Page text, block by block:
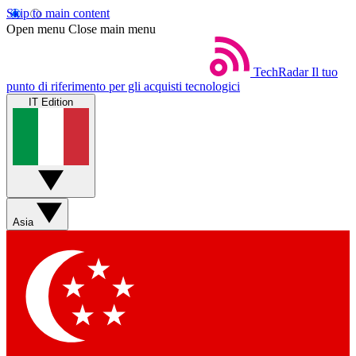
Skip to main content
Open menu Close main menu
TechRadar Il tuo
punto di riferimento per gli acquisti tecnologici
IT Edition
Asia